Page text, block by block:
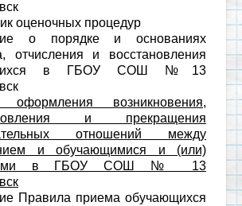
оценочных процедур
о порядке и основаниях
отчисления и восстановления
в ГБОУ СОШ №13
оформления возникновения,
и прекращения
отношений между
и обучающимися и (или)
в ГБОУ СОШ № 13
Правила приема обучающихся